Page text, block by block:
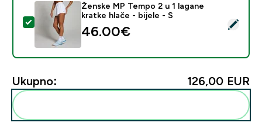
Odaberi ovaj proizvod - Ženske MP Tempo 2 u 1
Ženske MP Tempo 2 u 1 lagane
kratke hlače - bijele - S
46.00€‎
Ukupno: 126,00 EUR‎